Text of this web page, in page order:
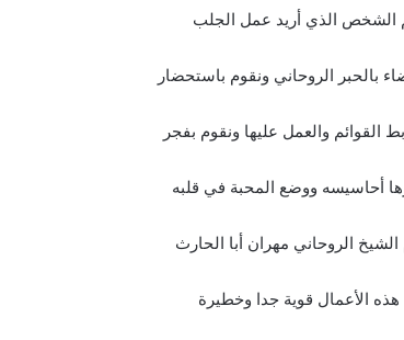
الشخص الذي أريد عمل الجلب
الروحاني ونقوم باستحضار
والعمل عليها ونقوم بفجر
أحاسيسه ووضع المحبة في قلبه
هذه الأعمال قوية جدا وخطيرة